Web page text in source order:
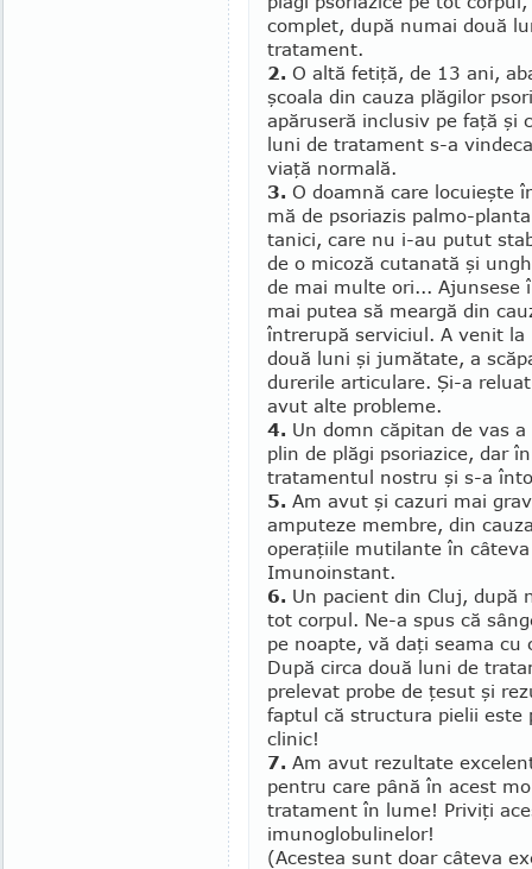
complet, după numai două
tratament.
2. O altă fetiţă, de 13 ani,
şcoala din cauza plăgilor
apăruseră inclusiv pe faţă şi
luni de tratament s-a
viaţă normală.
3. O doamnă care locuieşte
mă de psoria­zis pal­mo-
tanici, care nu i-au putut
de o mi­coză cu­ta­nată şi
de mai mul­te ori... Ajun­sese
mai putea să meargă din
întrerupă ser­viciul. A venit
două luni şi ju­mătate, a
durerile articulare. Şi-a
avut alte pro­bleme.
4. Un domn căpitan de vas
plin de plăgi psoriazice, dar
tratamentul nos­tru şi s-a
5. Am avut şi cazuri mai
amputeze membre, din
operaţiile mutilante în
Imunoinstant.
6. Un pacient din Cluj, după
tot corpul. Ne-a spus că
pe noapte, vă daţi seama
După circa două luni de
prelevat probe de ţesut şi
faptul că structura pielii este
clinic!
7. Am avut rezultate
pentru care până în acest
tratament în lume! Priviţi
imunoglobuli­nelor!
(Acestea sunt doar câteva